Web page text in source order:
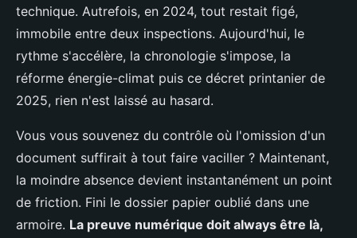
technique. Autrefois, en 2024, tout restait figé,
immobile entre deux inspections. Aujourd'hui, le
rythme s'accélère, la chronologie s'impose, la
réforme énergie-climat puis ce décret printanier de
2025, rien n'est laissé au hasard.
Vous vous souvenez du contrôle où l'omission d'un
document suffirait à tout faire vaciller ? Maintenant,
la moindre absence devient instantanément un point
de friction. Fini le dossier papier oublié dans une
armoire. La preuve numérique doit always être là,